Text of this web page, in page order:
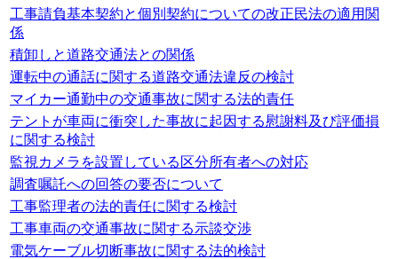
工事請負基本契約と個別契約についての改正民法の適用関
係
積卸しと道路交通法との関係
運転中の通話に関する道路交通法違反の検討
マイカー通勤中の交通事故に関する法的責任
テントが車両に衝突した事故に起因する慰謝料及び評価損
に関する検討
監視カメラを設置している区分所有者への対応
調査嘱託への回答の要否について
工事監理者の法的責任に関する検討
工事車両の交通事故に関する示談交渉
電気ケーブル切断事故に関する法的検討